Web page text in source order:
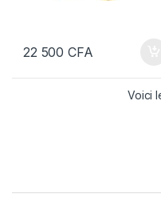
22 500CFA
Voici